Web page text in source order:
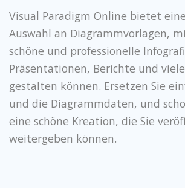
Visual Paradigm Online bietet
Auswahl an Diagrammvorlagen,
schöne und professionelle
Präsentationen, Berichte und
gestalten können. Ersetzen Sie
und die Diagrammdaten, und
eine schöne Kreation, die Sie
weitergeben können.